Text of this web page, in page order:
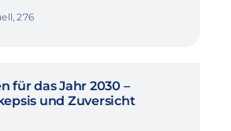
276
für das Jahr 2030 –
und Zuversicht